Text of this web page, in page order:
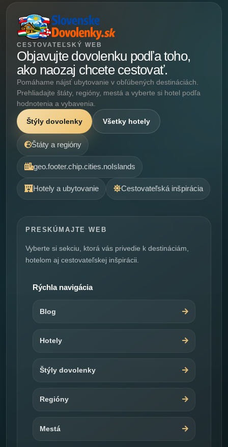
CESTOVATEĽSKÝ WEB
Objavujte dovolenku podľa toho,
ako naozaj chcete cestovať.
Pomáhame nájsť ubytovanie v obľúbených destináciách.
Prehliadajte štáty, regióny, mestá a vyberte si hotel podľa
hodnotenia a vybavenia.
Štýly dovolenky Všetky hotely
Štáty a regióny
geo.footer.chip.cities.noIslands
Hotely a ubytovanie Cestovateľská inšpirácia
PRESKÚMAJTE WEB
Vyberte si sekciu, ktorá vás privedie k destináciám,
hotelom aj cestovateľskej inšpirácii.
Rýchla navigácia
Blog
Hotely
Štýly dovolenky
Regióny
Mestá